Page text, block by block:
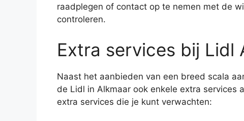
raadplegen of contact op te nemen met de
controleren.
Extra services bij Lidl
Naast het aanbieden van een breed scala
de Lidl in Alkmaar ook enkele extra services
extra services die je kunt verwachten: